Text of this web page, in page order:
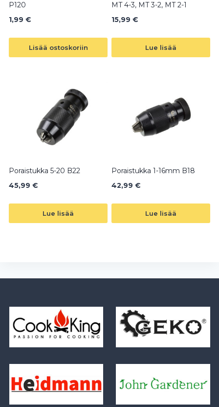
P120
1,99 €
Lisää ostoskoriin
MT 4-3, MT 3-2, MT 2-1
15,99 €
Lue lisää
Poraistukka 5-20 B22
45,99 €
Lue lisää
Poraistukka 1-16mm B18
42,99 €
Lue lisää